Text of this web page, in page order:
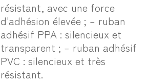
résistant, avec une force
d'adhésion élevée ; – ruban
adhésif PPA : silencieux et
transparent ; – ruban adhésif
PVC : silencieux et très
résistant.